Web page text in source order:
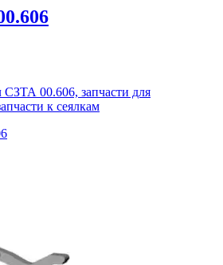
00.606, запчасти для
к сеялкам